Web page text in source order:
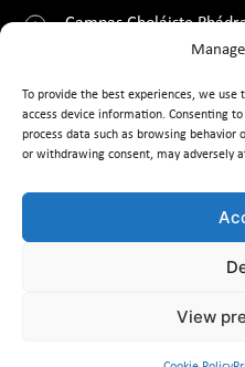
To provide the best experiences, we
access device information. Consenting
process data such as browsing behavior
or withdrawing consent, may adversely
View
Campas Choláiste
Droim Conrach, Baile
+353 1 8373789
Cosaint Sonraí, GDPR & AIE